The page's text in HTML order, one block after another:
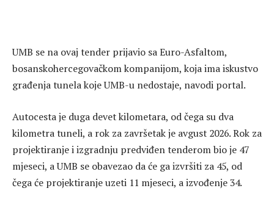
UMB se na ovaj tender prijavio sa Euro-Asfaltom,
bosanskohercegovačkom kompanijom, koja ima iskustvo
građenja tunela koje UMB-u nedostaje, navodi portal.
Autocesta je duga devet kilometara, od čega su dva
kilometra tuneli, a rok za završetak je avgust 2026. Rok za
projektiranje i izgradnju predviđen tenderom bio je 47
mjeseci, a UMB se obavezao da će ga izvršiti za 45, od
čega će projektiranje uzeti 11 mjeseci, a izvođenje 34.